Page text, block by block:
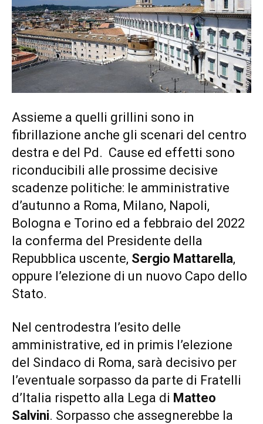
Assieme a quelli grillini sono in
fibrillazione anche gli scenari del centro
destra e del Pd. Cause ed effetti sono
riconducibili alle prossime decisive
scadenze politiche: le amministrative
d’autunno a Roma, Milano, Napoli,
Bologna e Torino ed a febbraio del 2022
la conferma del Presidente della
Repubblica uscente, Sergio Mattarella,
oppure l’elezione di un nuovo Capo dello
Stato.
Nel centrodestra l’esito delle
amministrative, ed in primis l’elezione
del Sindaco di Roma, sarà decisivo per
l’eventuale sorpasso da parte di Fratelli
d’Italia rispetto alla Lega di Matteo
Salvini. Sorpasso che assegnerebbe la